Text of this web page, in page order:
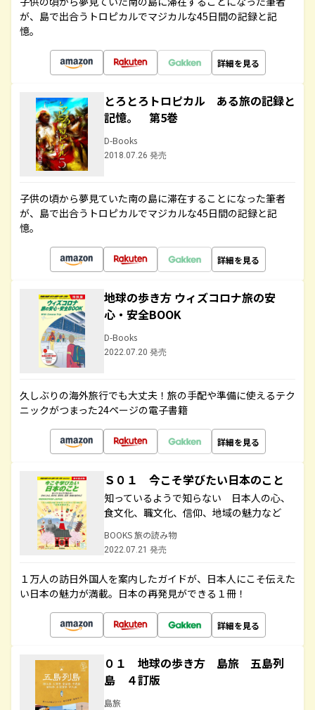
が、島で出合うトロピカルでマジカルな45日間の記録と記
憶。
詳細を見る
とろとろトロピカル ある旅の記録と
記憶。 第5巻
D-Books
2018.07.26 発売
子供の頃から夢見ていた南の島に滞在することになった筆者
が、島で出合うトロピカルでマジカルな45日間の記録と記
憶。
詳細を見る
地球の歩き方 ウィズコロナ旅の安
心・安全BOOK
D-Books
2022.07.20 発売
久しぶりの海外旅行でも大丈夫！旅の手配や準備に使えるテク
ニックがつまった24ページの電子書籍
詳細を見る
Ｓ０１ 今こそ学びたい日本のこと
知っているようで知らない 日本人の心、
食文化、職文化、信仰、地域の魅力など
BOOKS 旅の読み物
2022.07.21 発売
１万人の訪日外国人を案内したガイドが、日本人にこそ伝えた
い日本の魅力が満載。日本の再発見ができる１冊！
詳細を見る
０１ 地球の歩き方 島旅 五島列
島 ４訂版
島旅